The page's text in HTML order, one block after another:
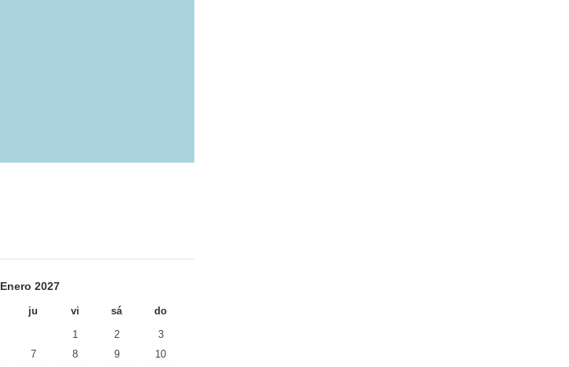
Enero 2027
ju vi sá do
1 2
3
7 8 9
10